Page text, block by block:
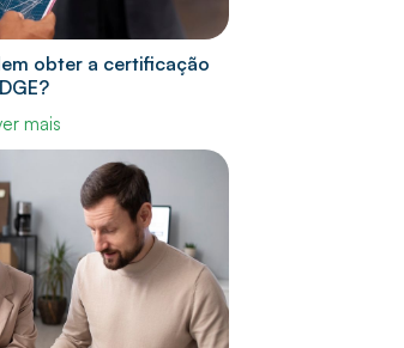
obter a certificação
mais